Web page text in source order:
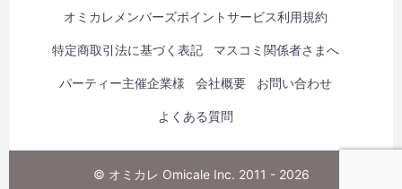
オミカレメンバーズポイントサービス利用規約
特定商取引法に基づく表記 マスコミ関係者さまへ
パーティー主催企業様 会社概要 お問い合わせ
よくある質問
© オミカレ Omicale Inc. 2011 - 2026